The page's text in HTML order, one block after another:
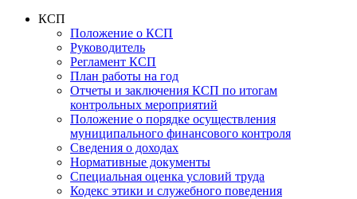
КСП
Положение о КСП
Руководитель
Регламент КСП
План работы на год
Отчеты и заключения КСП по итогам
контрольных мероприятий
Положение о порядке осуществления
муниципального финансового контроля
Сведения о доходах
Нормативные документы
Специальная оценка условий труда
Кодекс этики и служебного поведения